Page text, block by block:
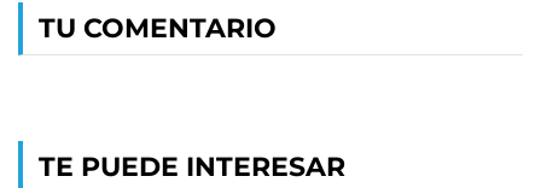
TU COMENTARIO
TE PUEDE INTERESAR